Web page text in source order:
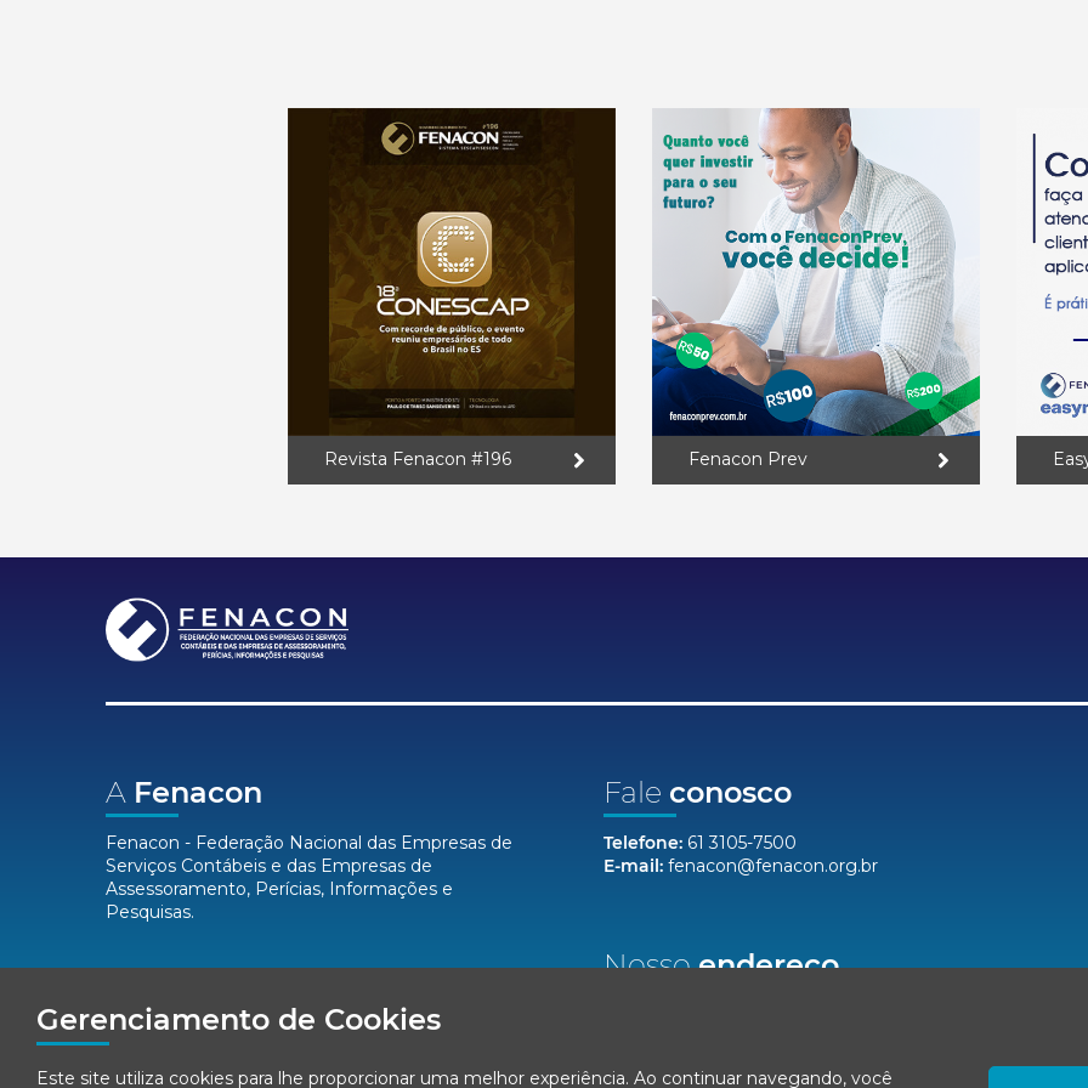
Gerenciamento de Cookies
Este site utiliza cookies para lhe proporcionar uma melhor experiência. Ao continuar navegando, você
Revista Fenacon #196 Fenacon Prev
A Fenacon
Fenacon - Federação Nacional das Empresas de
Serviços Contábeis e das Empresas de
Assessoramento, Perícias, Informações e
Pesquisas.
MídiasSociais
Fale conosco
Telefone: 61 3105-7500
E-mail: fenacon@fenacon.org.br
Nossoendereço